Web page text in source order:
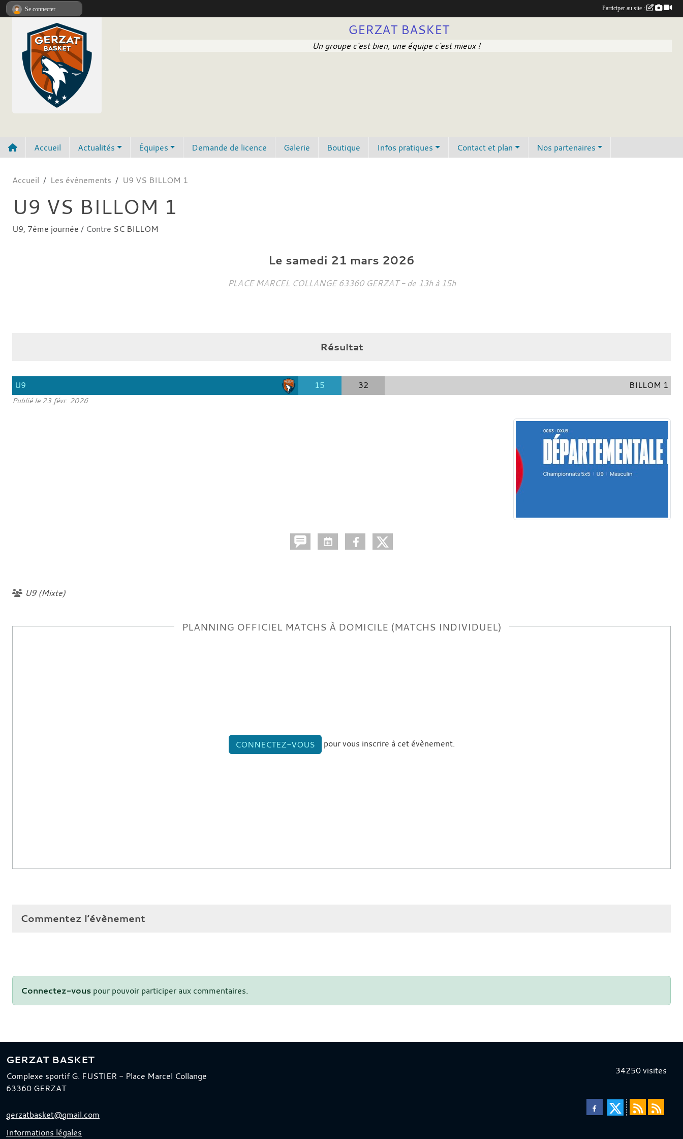
GERZAT BASKET
Un groupe c'est bien, une équipe c'est mieux !
Accueil Actualités Équipes Demande de licence Galerie Boutique Infos pratiques Contact et plan Nos partenaires
Accueil Les évènements U9 VS BILLOM 1
U9 VS BILLOM 1
U9, 7ème journée / Contre SC BILLOM
Le samedi 21 mars 2026
PLACE MARCEL COLLANGE 63360 GERZAT- de 13h à 15h
Résultat
U9 15 32 BILLOM 1
Publié le 23 févr. 2026
U9 (Mixte)
PLANNING OFFICIEL MATCHS À DOMICILE (MATCHS INDIVIDUEL)
CONNECTEZ-VOUS pour vous inscrire à cet évènement.
Commentez l’évènement
Connectez-vous pour pouvoir participer aux commentaires.
GERZAT BASKET
Complexe sportif G. FUSTIER - Place Marcel Collange
63360 GERZAT
gerzatbasket@gmail.com
Informations légales
34250visites
Se connecter Participer au site :
Panneau de gestion des cookies